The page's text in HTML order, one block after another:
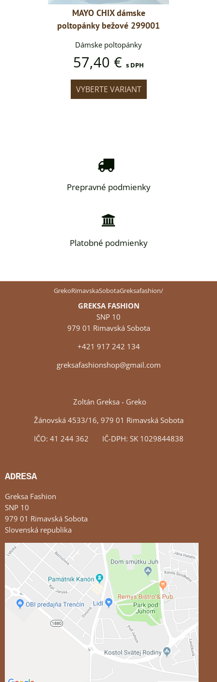
MAYO CHIX dámske
poltopánky bežové 299001
Dámske poltopánky
57,40 € s DPH
VYBERTE VARIANT
Prepravné podmienky
Platobné podmienky
GrekoRimavskaSobotaGreksafashion/
GREKSA FASHION
SNP 10
979 01 Rimavská Sobota
+421 917 242 134
greksafashionshop@gmail.com
Zoltán Greksa - Greko
Žánovská 4533/16, 979 01 Rimavská Sobota
IČO: 41 244 362 IČ-DPH: SK 1029844838
ADRESA
Greksa Fashion
SNP 10
979 01 Rimavská Sobota
Slovenská republika
Externý obsah je blokovaný Voľbami súkromia
Prajete si načítať externý obsah?
Povoliť tentokrát
Povoliť a zapamätať - súhlas s druhom cookie:
Funkčné
Otvoriť obsah v novom okne